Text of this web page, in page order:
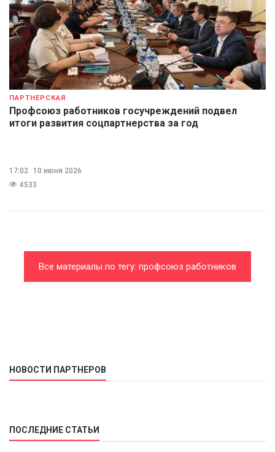
ПАРТНЕРСКАЯ
Профсоюз работников госучреждений подвел
итоги развития соцпартнерства за год
17:02 10 июня 2026
4533
Все материалы по тегу: профсоюз работников
НОВОСТИ ПАРТНЕРОВ
ПОСЛЕДНИЕ СТАТЬИ